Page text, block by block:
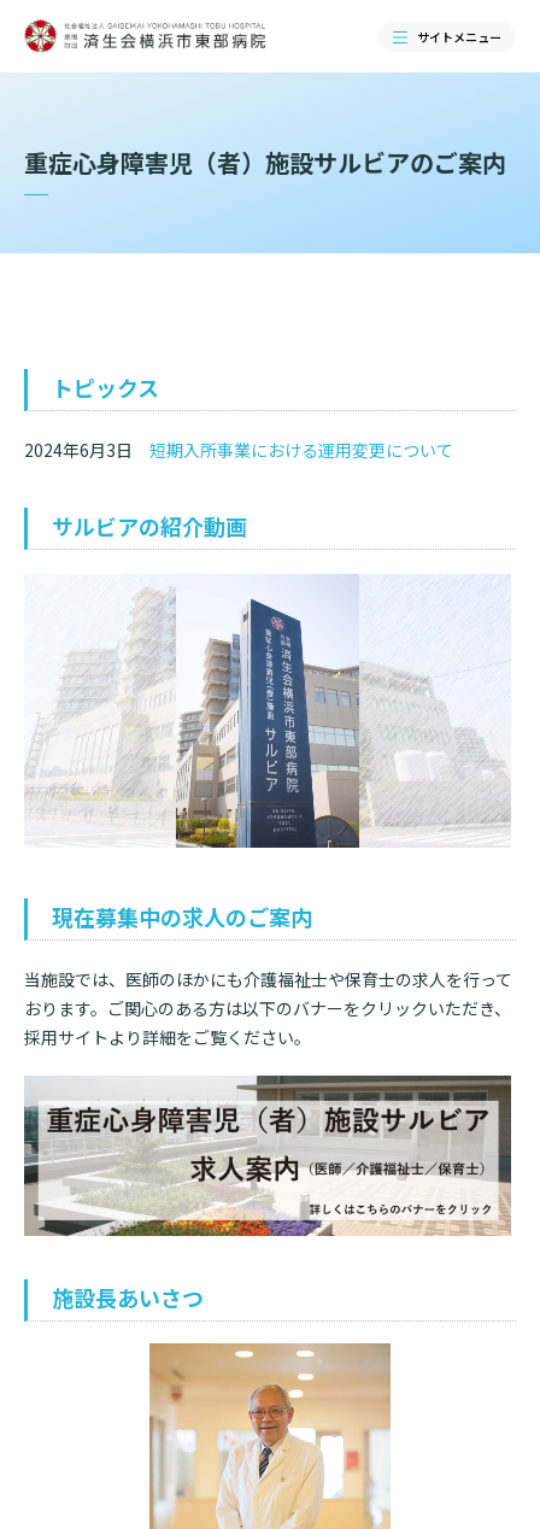
サイトメニュー
当院のご紹介
当院のご紹介トップ
院長あいさつ
幹部紹介
理念・方針・ 患者さんの権利
施設概要と沿革
倫理に関する事
厚生労働大臣が定める掲示事項
施設認定
数字で見る東部病院のいま
臨床研究に関する情報公開について（オプトアウト）
研究・業績
特長
一歩先の医療の提供
広報誌「とーぶたいむ」
公式SNSアカウント一覧
ご来院される方へ
ご来院される方へトップ
外来について
初診の方へ
再診の方へ
セカンドオピニオンのご案内
入院・面会について
入院が決まったら
入院中の過ごし方
入院のお会計について
ご面会について
ご来院にあたって
院内のルールについて
院内施設のご案内
LINEサービスについて
診療科・センター・部門
医療機関・医療者の方へ
医療機関・医療者の方へトップ
医療連携センターについて
医療連携センター長ごあいさつ
医療連携センターのご案内
医療機関様からのよくあるご質問
連携登録医制度
連携登録医療機関一覧
訪問看護指示書について
医療関係者向け講習・研修
人材開発センター
当院退職後のカルテ閲覧手続きについて
当院退職後のカルテ閲覧手続き
お知らせ
イベント
採用情報
病院ボランティア募集
ご寄付のお願い
臨床研究センターのご紹介
クラウドファンディング
予約変更・確認
ご相談・お問い合わせ
重症心身障害児（者）施設サルビアのご案内
トピックス
2024年6月3日 短期入所事業における運用変更について
サルビアの紹介動画
現在募集中の求人のご案内
当施設では、医師のほかにも介護福祉士や保育士の求人を行って
おります。ご関心のある方は以下のバナーをクリックいただき、
採用サイトより詳細をご覧ください。
施設長あいさつ